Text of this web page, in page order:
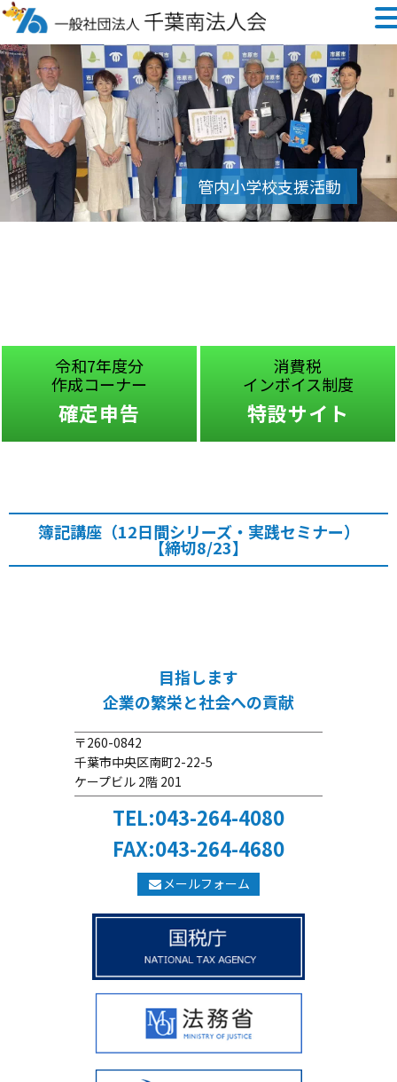
令和7年度分
作成コーナー
確定申告
消費税
インボイス制度
特設サイト
簿記講座（12日間シリーズ・実践セミナー）
【締切8/23】
目指します
企業の繁栄と社会への貢献
〒260-0842
千葉市中央区南町2-22-5
ケープビル 2階 201
TEL:043-264-4080
FAX:043-264-4680
メールフォーム